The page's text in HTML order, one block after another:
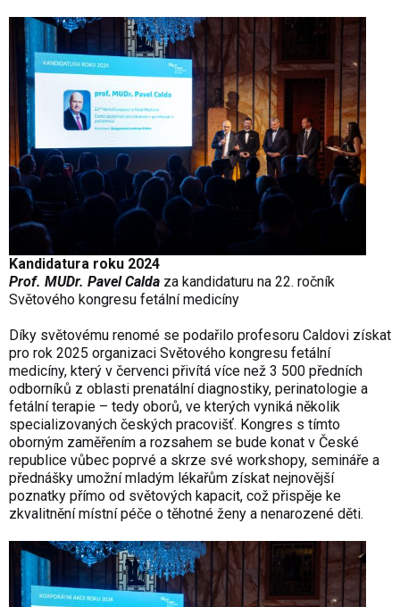
Kandidatura roku 2024
Prof. MUDr. Pavel Calda za kandidaturu na 22. ročník
Světového kongresu fetální medicíny
Díky světovému renomé se podařilo profesoru Caldovi získat
pro rok 2025 organizaci Světového kongresu fetální
medicíny, který v červenci přivítá více než 3 500 předních
odborníků z oblasti prenatální diagnostiky, perinatologie a
fetální terapie – tedy oborů, ve kterých vyniká několik
specializovaných českých pracovišť. Kongres s tímto
oborným zaměřením a rozsahem se bude konat v České
republice vůbec poprvé a skrze své workshopy, semináře a
přednášky umožní mladým lékařům získat nejnovější
poznatky přímo od světových kapacit, což přispěje ke
zkvalitnění místní péče o těhotné ženy a nenarozené děti.